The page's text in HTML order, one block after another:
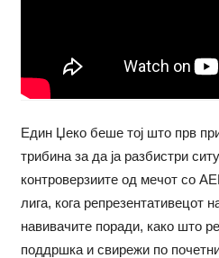
Един Џеко беше тој што прв
трибина за да ја разбистри
контроверзиите од мечот со
лига, кога репрезентативецот
навивачите поради, како што
поддршка и свирежи по